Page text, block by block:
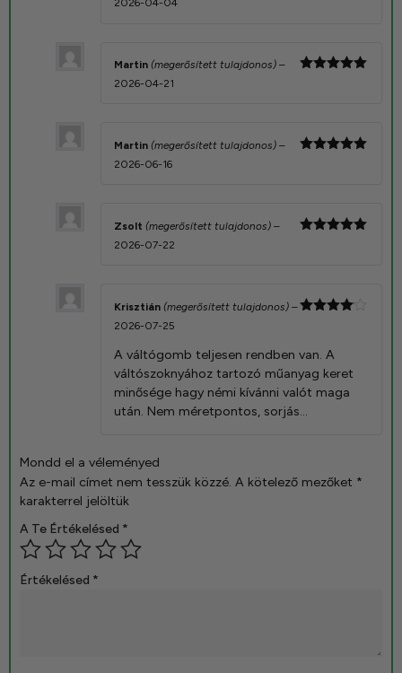
Martin (megerősített tulajdonos) –
2026-04-21
Martin (megerősített tulajdonos) –
2026-06-16
Zsolt (megerősített tulajdonos) –
2026-07-22
Krisztián (megerősített tulajdonos) –
2026-07-25
A váltógomb teljesen rendben van. A
váltószoknyához tartozó műanyag keret
minősége hagy némi kívánni valót maga
után. Nem méretpontos, sorjás…
Mondd el a véleményed
Az e-mail címet nem tesszük közzé. A kötelező mezőket *
karakterrel jelöltük
A Te Értékelésed *
Értékelésed *